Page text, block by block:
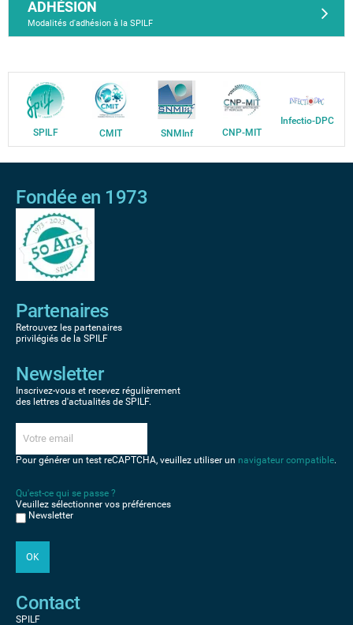
ADHÉSION
Modalités d'adhésion à la SPILF
SPILF CMIT SNMInf CNP-MIT
Infectio-DPC
Fondée en 1973
Partenaires
Retrouvez les partenaires
privilégiés de la SPILF
Newsletter
Inscrivez-vous et recevez régulièrement
des lettres d'actualités de SPILF.
Pour générer un test reCAPTCHA, veuillez utiliser un navigateur compatible.
Qu'est-ce qui se passe ?
Veuillez sélectionner vos préférences
Newsletter
Contact
SPILF